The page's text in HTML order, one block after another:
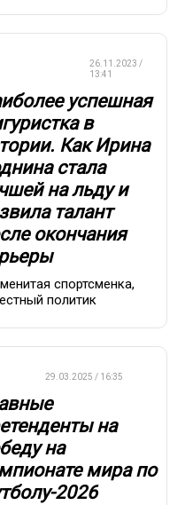
26.11.2023 /
13:41
успешная
в
Как Ирина
стала
на льду и
талант
окончания
спортсменка,
политик
29.03.2025 / 16:35
на
на
мира по
2026